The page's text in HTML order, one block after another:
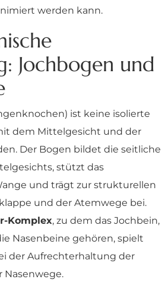
werden kann.
Jochbogen und
ist keine isolierte
dem Mittelgesicht und der
Der Bogen bildet die seitliche
stützt das
und trägt zur strukturellen
und der Atemwege bei.
Komplex, zu dem das Jochbein,
Nasenbeine gehören, spielt
der Aufrechterhaltung der